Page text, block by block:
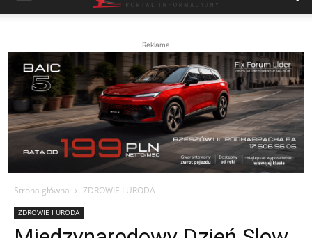
Reklama
Strona główna ZDROWIE I URODA
ZDROWIE I URODA